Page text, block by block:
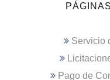
Servicio
Pago de